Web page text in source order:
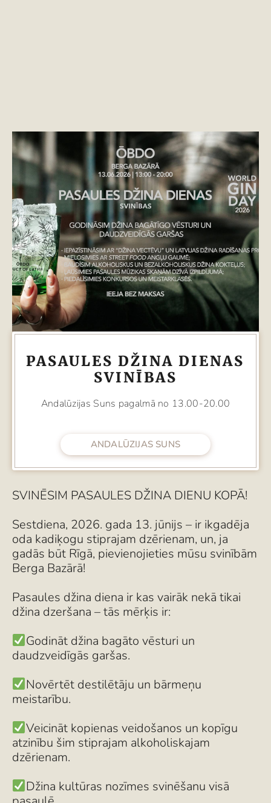
PASAULES DŽINA DIENAS
SVINĪBAS
Andalūzijas Suns pagalmā no 13.00-20.00
ANDALŪZIJAS SUNS
SVINĒSIM PASAULES DŽINA DIENU KOPĀ!
Sestdiena, 2026. gada 13. jūnijs – ir ikgadēja
oda kadiķogu stiprajam dzērienam, un, ja
gadās būt Rīgā, pievienojieties mūsu svinībām
Berga Bazārā!
Pasaules džina diena ir kas vairāk nekā tikai
džina dzeršana – tās mērķis ir:
Godināt džina bagāto vēsturi un
daudzveidīgās garšas.
Novērtēt destilētāju un bārmeņu
meistarību.
Veicināt kopienas veidošanos un kopīgu
atzinību šim stiprajam alkoholiskajam
dzērienam.
Džina kultūras nozīmes svinēšanu visā